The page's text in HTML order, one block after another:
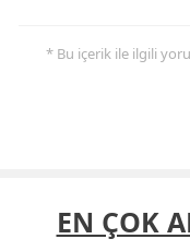
* Bu içerik ile ilgili
EN ÇOK